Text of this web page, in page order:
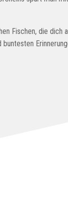
Fischen, die dich